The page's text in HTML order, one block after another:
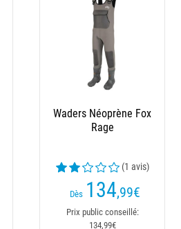
Waders Néoprène Fox
Rage
(1 avis)
Dès 134,99€
Prix public conseillé:
134,99€